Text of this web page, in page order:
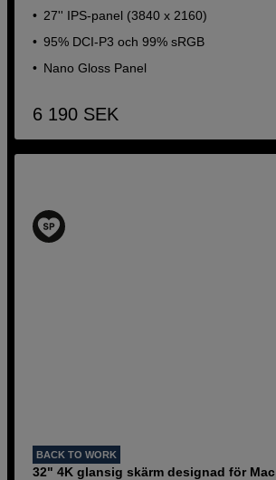
27'' IPS-panel (3840 x 2160)
95% DCI-P3 och 99% sRGB
Nano Gloss Panel
6 190 SEK
BACK TO WORK
32" 4K glansig skärm designad för Mac